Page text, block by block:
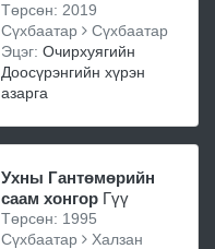
Төрсөн: 2019
Сүхбаатар
Сүхбаатар
Эцэг: Очирхуягийн
Доосүрэнгийн хүрэн
азарга
Ухны Гантөмөрийн
саам хонгор Гүү
Төрсөн: 1995
Сүхбаатар
Халзан